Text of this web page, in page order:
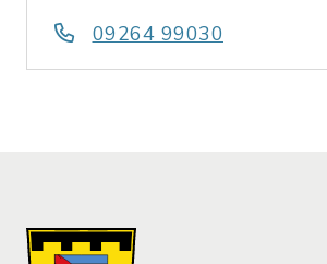
09264 99030